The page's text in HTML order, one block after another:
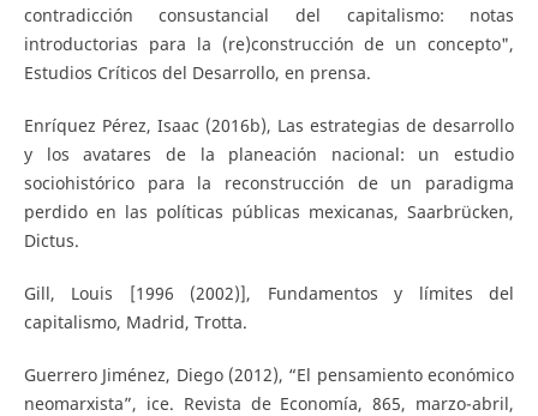
contradicción consustancial del capitalismo: notas
introductorias para la (re)construcción de un concepto",
Estudios Críticos del Desarrollo, en prensa.
Enríquez Pérez, Isaac (2016b), Las estrategias de desarrollo
y los avatares de la planeación nacional: un estudio
sociohistórico para la reconstrucción de un paradigma
perdido en las políticas públicas mexicanas, Saarbrücken,
Dictus.
Gill, Louis [1996 (2002)], Fundamentos y límites del
capitalismo, Madrid, Trotta.
Guerrero Jiménez, Diego (2012), “El pensamiento económico
neomarxista”, ice. Revista de Economía, 865, marzo-abril,